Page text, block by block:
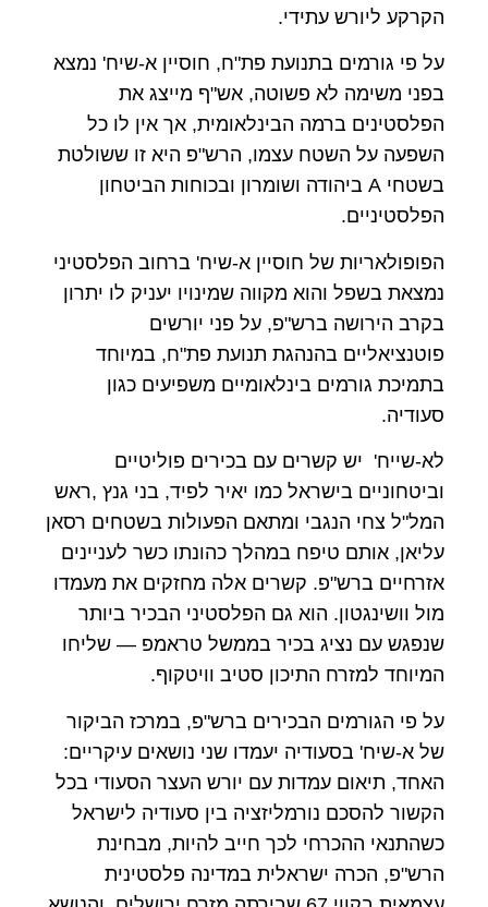
הקרקע ליורש עתידי.
על פי גורמים בתנועת פת"ח, חוסיין א-שיח' נמצא
בפני משימה לא פשוטה, אש"ף מייצג את
הפלסטינים ברמה הבינלאומית, אך אין לו כל
השפעה על השטח עצמו, הרש"פ היא זו ששולטת
בשטחי A ביהודה ושומרון ובכוחות הביטחון
הפלסטיניים.
הפופולאריות של חוסיין א-שיח' ברחוב הפלסטיני
נמצאת בשפל והוא מקווה שמינויו יעניק לו יתרון
בקרב הירושה ברש"פ, על פני יורשים
פוטנציאליים בהנהגת תנועת פת"ח, במיוחד
בתמיכת גורמים בינלאומיים משפיעים כגון
סעודיה.
לא-שייח' יש קשרים עם בכירים פוליטיים
וביטחוניים בישראל כמו יאיר לפיד, בני גנץ ,ראש
המל"ל צחי הנגבי ומתאם הפעולות בשטחים רסאן
עליאן, אותם טיפח במהלך כהונתו כשר לעניינים
אזרחיים ברש"פ. קשרים אלה מחזקים את מעמדו
מול וושינגטון. הוא גם הפלסטיני הבכיר ביותר
שנפגש עם נציג בכיר בממשל טראמפ — שליחו
המיוחד למזרח התיכון סטיב וויטקוף.
על פי הגורמים הבכירים ברש"פ, במרכז הביקור
של א-שיח' בסעודיה יעמדו שני נושאים עיקריים:
האחד, תיאום עמדות עם יורש העצר הסעודי בכל
הקשור להסכם נורמליזציה בין סעודיה לישראל
כשהתנאי ההכרחי לכך חייב להיות, מבחינת
הרש"פ, הכרה ישראלית במדינה פלסטינית